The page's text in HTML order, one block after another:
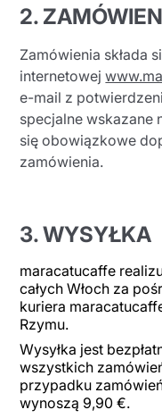
2.
Zamówienia składa
internetowej
e-mail z
specjalne wskazane
się obowiązkowe
zamówienia.
3. WYSYŁKA
maracatucaffe
całych Włoch za
kuriera
Rzymu.
Wysyłka jest
wszystkich
przypadku
wynoszą 9,90 €.